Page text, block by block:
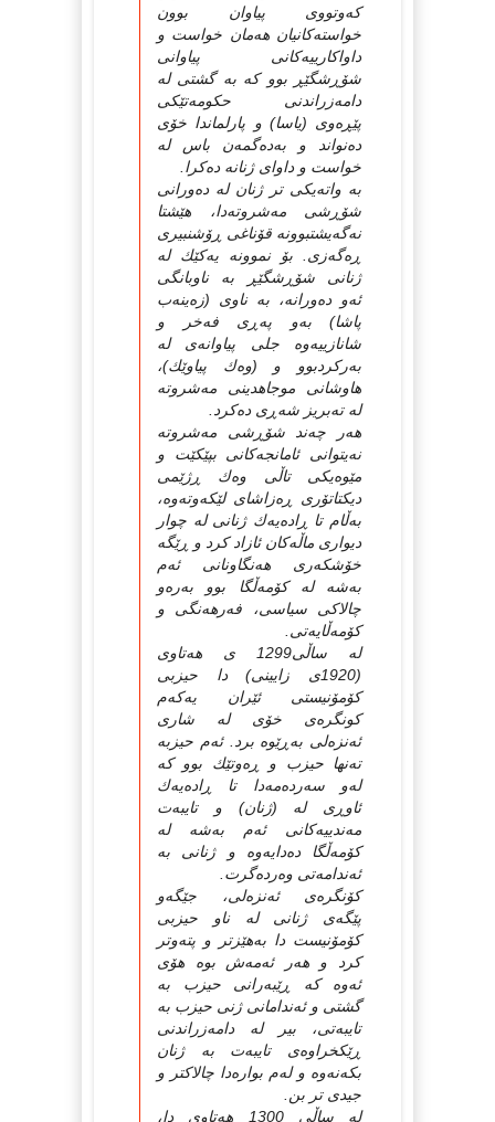
كه‌وتووی پیاوان بوون
خواسته‌كانیان هه‌مان خواست و
داواكارییه‌كانی پیاوانی
شۆڕشگێڕ بوو كه‌ به‌ گشتی له‌
دامه‌زراندنی حكومه‌تێكی
پێڕه‌وی (یاسا) و پارلماندا خۆی
ده‌نواند و به‌ده‌گمه‌ن باس له‌
خواست و داوای ژنانه‌ ده‌كرا.
به‌ واته‌یكی تر ژنان له‌ ده‌ورانی
شۆڕشی مه‌شروته‌دا، هێشتا
نه‌گه‌یشتبوونه‌ قۆناغی ڕۆشنبیری
ڕه‌گه‌زی. بۆ نموونه‌ یه‌كێك له‌
ژنانی شۆڕشگێڕ به‌ ناوبانگی
ئه‌و ده‌ورانه‌، به‌ ناوی (زه‌ینه‌ب
پاشا) به‌و په‌ڕی فه‌خر و
شانازییه‌وه‌ جلی پیاوانه‌ی له‌
به‌ركردبوو و (وه‌ك پیاوێك)،
هاوشانی موجاهدینی مه‌شروته‌
له‌ ته‌بریز شه‌ڕی ده‌كرد.
هه‌ر چه‌ند شۆڕشی مه‌شروته‌
نه‌یتوانی ئامانجه‌كانی بپێكێت و
مێوه‌یكی تاڵی وه‌ك ڕژێمی
دیكتاتۆری ڕه‌زاشای لێكه‌وته‌وه‌،
به‌ڵام تا ڕاده‌یه‌ك ژنانی له‌ چوار
دیواری ماڵه‌كان ئازاد كرد و ڕێگه‌
خۆشكه‌ری هه‌نگاونانی ئه‌م
به‌شه‌ له‌ كۆمه‌ڵگا بوو به‌ره‌و
چالاكی سیاسی، فه‌رهه‌نگی و
كۆمه‌ڵایه‌تی.
له‌ ساڵی1299 ی هه‌تاوی
(1920ی زایینی) دا حیزبی
كۆمۆنیستی ئێران یه‌كه‌م
كونگره‌ی خۆی له‌ شاری
ئه‌نزه‌لی به‌ڕێوه‌ برد. ئه‌م حیزبه‌
ته‌نها حیزب و ڕه‌وتێك بوو كه‌
له‌و سه‌رده‌مه‌دا تا ڕاده‌یه‌ك
ئاوڕی له‌ (ژنان) و تایبه‌ت
مه‌ندییه‌كانی ئه‌م به‌شه‌ له‌
كۆمه‌ڵگا ده‌دایه‌وه‌ و ژنانی به‌
ئه‌ندامه‌تی وه‌رده‌گرت.
كۆنگره‌ی ئه‌نزه‌لی، جێگه‌و
پێگه‌ی ژنانی له‌ ناو حیزبی
كۆمۆنیست دا به‌هێزتر و پته‌وتر
كرد و هه‌ر ئه‌مه‌ش بوه‌ هۆی
ئه‌وه‌ كه‌ ڕێبه‌رانی حیزب به‌
گشتی و ئه‌ندامانی ژنی حیزب به‌
تایبه‌تی، بیر له‌ دامه‌زراندنی
ڕێكخراوه‌ی تایبه‌ت به‌ ژنان
بكه‌نه‌وه‌ و له‌م بواره‌دا چالاكتر و
جیدی تر بن.
له‌ ساڵی 1300 هه‌تاوی دا،